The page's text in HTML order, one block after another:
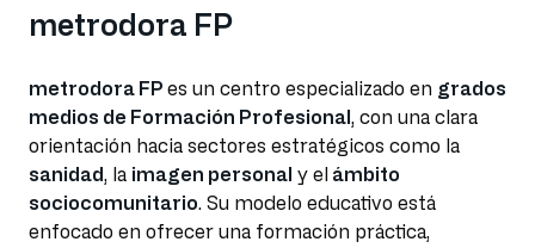
metrodora FP
metrodora FP es un centro especializado en grados
medios de Formación Profesional, con una clara
orientación hacia sectores estratégicos como la
sanidad, la imagen personal y el ámbito
sociocomunitario. Su modelo educativo está
enfocado en ofrecer una formación práctica,